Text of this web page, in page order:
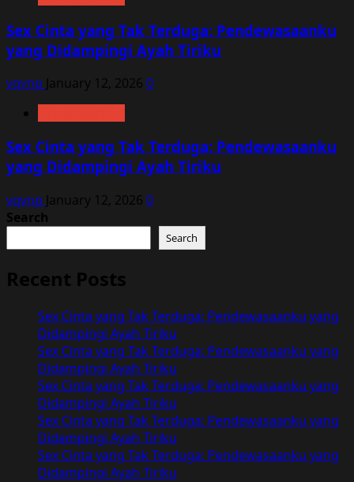
Sex Cinta yang Tak Terduga: Pendewasaanku
yang Didampingi Ayah Tiriku
vqvnp January 12, 2026 0
Sex Cinta yang Tak Terduga: Pendewasaanku
yang Didampingi Ayah Tiriku
vqvnp January 12, 2026 0
Search
Search
Recent Posts
Sex Cinta yang Tak Terduga: Pendewasaanku yang
Didampingi Ayah Tiriku
Sex Cinta yang Tak Terduga: Pendewasaanku yang
Didampingi Ayah Tiriku
Sex Cinta yang Tak Terduga: Pendewasaanku yang
Didampingi Ayah Tiriku
Sex Cinta yang Tak Terduga: Pendewasaanku yang
Didampingi Ayah Tiriku
Sex Cinta yang Tak Terduga: Pendewasaanku yang
Didampingi Ayah Tiriku